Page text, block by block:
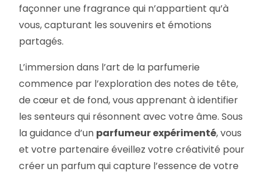
façonner une fragrance qui n’appartient qu’à
vous, capturant les souvenirs et émotions
partagés.
L’immersion dans l’art de la parfumerie
commence par l’exploration des notes de tête,
de cœur et de fond, vous apprenant à identifier
les senteurs qui résonnent avec votre âme. Sous
la guidance d’un parfumeur expérimenté, vous
et votre partenaire éveillez votre créativité pour
créer un parfum qui capture l’essence de votre